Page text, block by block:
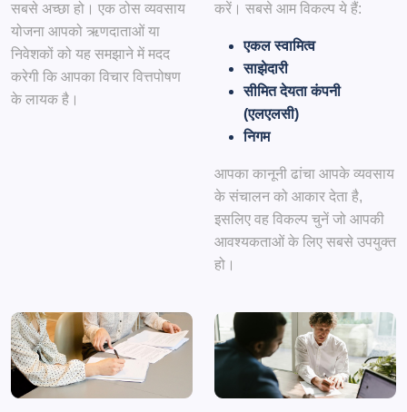
सबसे अच्छा हो। एक ठोस व्यवसाय
योजना आपको ऋणदाताओं या
निवेशकों को यह समझाने में मदद
करेगी कि आपका विचार वित्तपोषण
के लायक है।
करें। सबसे आम विकल्प ये हैं:
एकल स्वामित्व
साझेदारी
सीमित देयता कंपनी
(एलएलसी)
निगम
आपका कानूनी ढांचा आपके व्यवसाय
के संचालन को आकार देता है,
इसलिए वह विकल्प चुनें जो आपकी
आवश्यकताओं के लिए सबसे उपयुक्त
हो।